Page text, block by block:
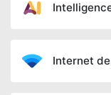
Internet